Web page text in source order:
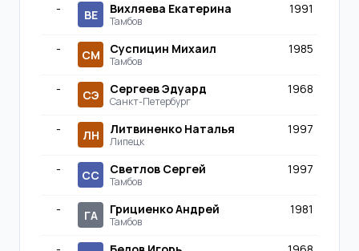
- ВЕ Вихляева Екатерина
Тамбов
1991
- СМ Суспицин Михаил
Тамбов
1985
- СЭ Сергеев Эдуард
Санкт-Петербург
1968
- ЛН Литвиненко Наталья
Липецк
1997
- СС Светлов Сергей
Тамбов
1997
- ГА Грициенко Андрей
Тамбов
1981